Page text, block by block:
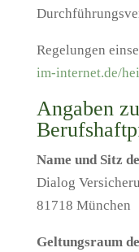
Regelungen
im-internet.de/
Angaben
Name und Sitz
Dialog
81718 München
Geltungsraum